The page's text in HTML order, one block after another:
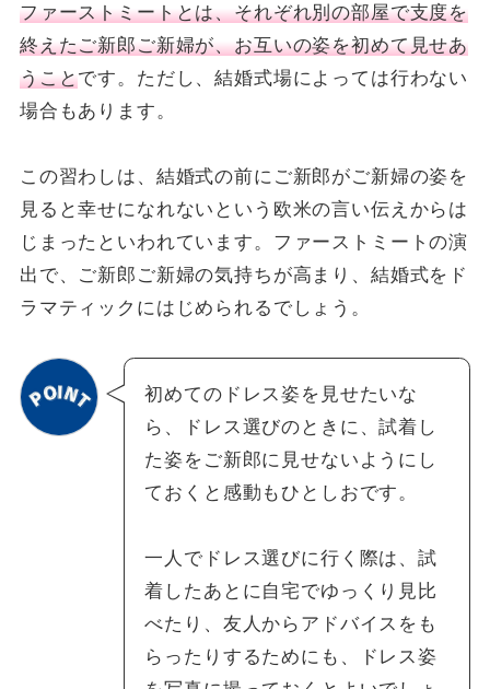
ファーストミートとは、それぞれ別の部屋で支度を
終えたご新郎ご新婦が、お互いの姿を初めて見せあ
うことです。ただし、結婚式場によっては行わない
場合もあります。
この習わしは、結婚式の前にご新郎がご新婦の姿を
見ると幸せになれないという欧米の言い伝えからは
じまったといわれています。ファーストミートの演
出で、ご新郎ご新婦の気持ちが高まり、結婚式をド
ラマティックにはじめられるでしょう。
初めてのドレス姿を見せたいな
ら、ドレス選びのときに、試着し
た姿をご新郎に見せないようにし
ておくと感動もひとしおです。
一人でドレス選びに行く際は、試
着したあとに自宅でゆっくり見比
べたり、友人からアドバイスをも
らったりするためにも、ドレス姿